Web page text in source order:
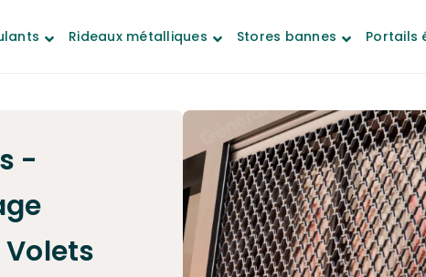
Rideaux métalliques Stores bannes Portails
-